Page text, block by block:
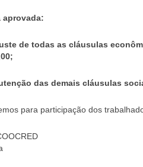
aprovada:
de todas as cláusulas
das demais cláusulas
para participação dos